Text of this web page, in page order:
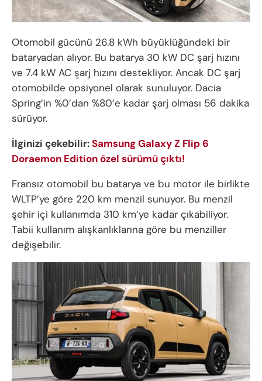
Otomobil gücünü 26.8 kWh büyüklüğündeki bir
bataryadan alıyor. Bu batarya 30 kW DC şarj hızını
ve 7.4 kW AC şarj hızını destekliyor. Ancak DC şarj
otomobilde opsiyonel olarak sunuluyor. Dacia
Spring’in %0’dan %80’e kadar şarj olması 56 dakika
sürüyor.
İlginizi çekebilir:Samsung Galaxy Z Flip 6
Doraemon Edition özel sürümü çıktı!
Fransız otomobil bu batarya ve bu motor ile birlikte
WLTP’ye göre 220 km menzil sunuyor. Bu menzil
şehir içi kullanımda 310 km’ye kadar çıkabiliyor.
Tabii kullanım alışkanlıklarına göre bu menziller
değişebilir.